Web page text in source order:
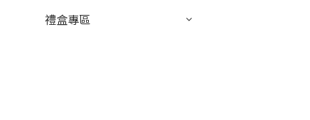
禮盒專區